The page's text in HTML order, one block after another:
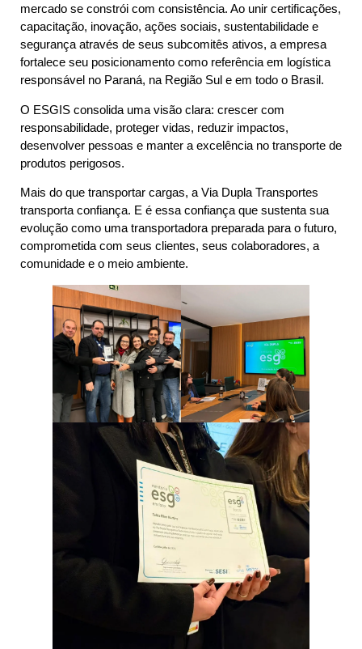
mercado se constrói com consistência. Ao unir certificações,
capacitação, inovação, ações sociais, sustentabilidade e
segurança através de seus subcomitês ativos, a empresa
fortalece seu posicionamento como referência em logística
responsável no Paraná, na Região Sul e em todo o Brasil.
O ESGIS consolida uma visão clara: crescer com
responsabilidade, proteger vidas, reduzir impactos,
desenvolver pessoas e manter a excelência no transporte de
produtos perigosos.
Mais do que transportar cargas, a Via Dupla Transportes
transporta confiança. E é essa confiança que sustenta sua
evolução como uma transportadora preparada para o futuro,
comprometida com seus clientes, seus colaboradores, a
comunidade e o meio ambiente.